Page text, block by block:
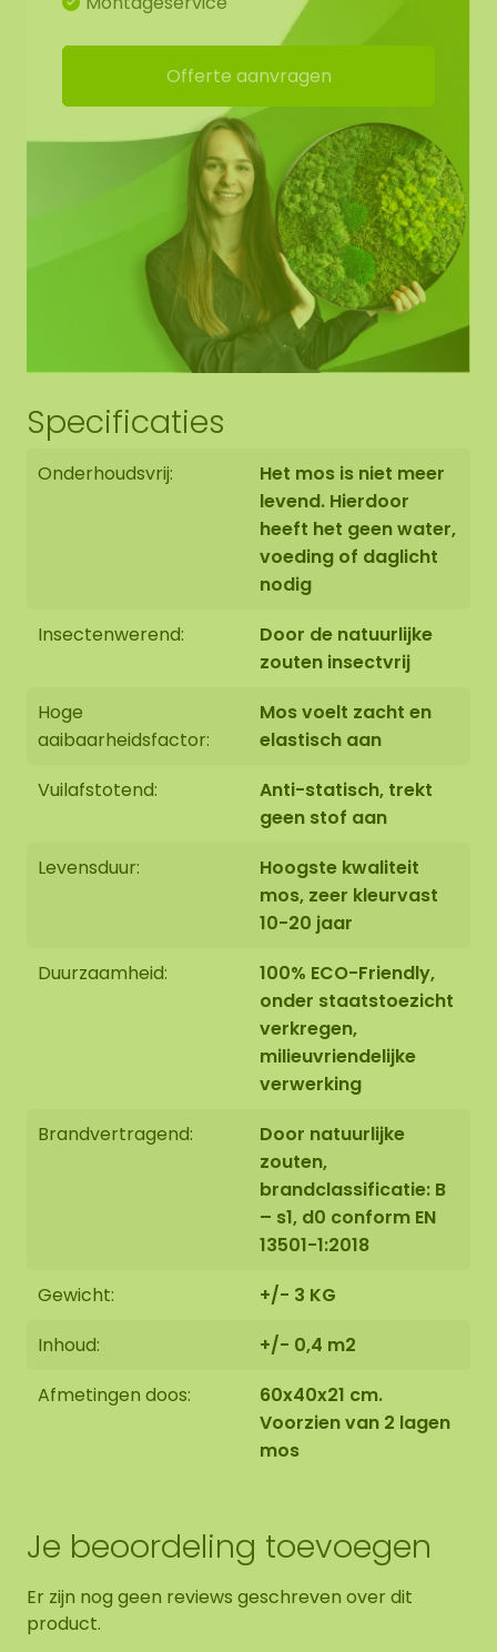
bestellen is op onze webshop.
Wilt u grotere partijen mos afnemen. Neem
contact op viainfo@mosschilderij.nl
Ons mos kent vele voordelen:
Staat voor een groen statement
Hoge akoestische demping
Brandvertragend
Duurzaam / zeer kleurvast
Geen onderhoud (geen water geven)
Blijvend zacht. Bij een lage luchtvochtigheid van
luchtvochtigheid weer stijgt wordt het mos
bestellen in de webshop
Offerte aanvragen
Specificaties
Onderhoudsvrij:
Het mos is niet meer
levend. Hierdoor
heeft het geen water,
voeding of daglicht
nodig
Insectenwerend:
Door de natuurlijke
zouten insectvrij
Hoge
aaibaarheidsfactor:
Mos voelt zacht en
elastisch aan
Vuilafstotend:
Anti-statisch, trekt
geen stof aan
Levensduur:
Hoogste kwaliteit
mos, zeer kleurvast
10-20 jaar
Duurzaamheid:
100% ECO-Friendly,
onder staatstoezicht
verkregen,
milieuvriendelijke
verwerking
Brandvertragend:
Door natuurlijke
zouten,
brandclassificatie: B
– s1, d0 conform EN
13501-1:2018
Gewicht:
+/- 3 KG
Inhoud:
+/- 0,4 m2
Afmetingen doos:
60x40x21 cm.
Voorzien van 2 lagen
mos
Je beoordeling toevoegen
Er zijn nog geen reviews geschreven over dit
product.